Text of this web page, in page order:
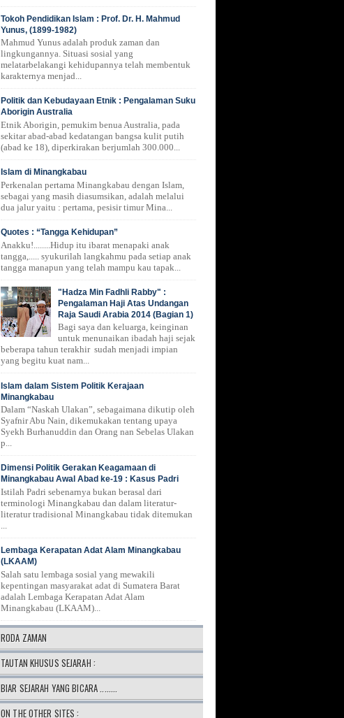
Tokoh Pendidikan Islam : Prof. Dr. H. Mahmud
Yunus, (1899-1982)
Mahmud Yunus adalah produk zaman dan
lingkungannya. Situasi sosial yang
melatarbelakangi kehidupannya telah membentuk
karakternya menjad...
Politik dan Kebudayaan Etnik : Pengalaman Suku
Aborigin Australia
Etnik Aborigin, pemukim benua Australia, pada
sekitar abad-abad kedatangan bangsa kulit putih
(abad ke 18), diperkirakan berjumlah 300.000...
Islam di Minangkabau
Perkenalan pertama Minangkabau dengan Islam,
sebagai yang masih diasumsikan, adalah melalui
dua jalur yaitu : pertama, pesisir timur Mina...
Quotes : “Tangga Kehidupan”
Anakku!........Hidup itu ibarat menapaki anak
tangga,..... syukurilah langkahmu pada setiap anak
tangga manapun yang telah mampu kau tapak...
"Hadza Min Fadhli Rabby" :
Pengalaman Haji Atas Undangan
Raja Saudi Arabia 2014 (Bagian 1)
Bagi saya dan keluarga, keinginan
untuk menunaikan ibadah haji sejak
beberapa tahun terakhir sudah menjadi impian
yang begitu kuat nam...
Islam dalam Sistem Politik Kerajaan
Minangkabau
Dalam “Naskah Ulakan”, sebagaimana dikutip oleh
Syafnir Abu Nain, dikemukakan tentang upaya
Syekh Burhanuddin dan Orang nan Sebelas Ulakan
p...
Dimensi Politik Gerakan Keagamaan di
Minangkabau Awal Abad ke-19 : Kasus Padri
Istilah Padri sebenarnya bukan berasal dari
terminologi Minangkabau dan dalam literatur-
literatur tradisional Minangkabau tidak ditemukan
Lembaga Kerapatan Adat Alam Minangkabau
(LKAAM)
Salah satu lembaga sosial yang mewakili
kepentingan masyarakat adat di Sumatera Barat
adalah Lembaga Kerapatan Adat Alam
Minangkabau (LKAAM)...
RODA ZAMAN
TAUTAN KHUSUS SEJARAH :
BIAR SEJARAH YANG BICARA ........
ON THE OTHER SITES :